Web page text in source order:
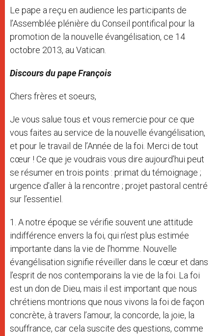
Le pape a reçu en audience les participants de
l’Assemblée plénière du Conseil pontifical pour la
promotion de la nouvelle évangélisation, ce 14
octobre 2013, au Vatican.
Discours du pape François
Chers frères et soeurs,
Je vous salue tous et vous remercie pour ce que
vous faites au service de la nouvelle évangélisation,
et pour le travail de l’Année de la foi. Merci de tout
cœur ! Ce que je voudrais vous dire aujourd’hui peut
se résumer en trois points : primat du témoignage ;
urgence d’aller à la rencontre ; projet pastoral centré
sur l’essentiel.
1. A notre époque se vérifie souvent une attitude
indifférence envers la foi, qui n’est plus estimée
importante dans la vie de l’homme. Nouvelle
évangélisation signifie réveiller dans le cœur et dans
l’esprit de nos contemporains la vie de la foi. La foi
est un don de Dieu, mais il est important que nous
chrétiens montrions que nous vivons la foi de façon
concrète, à travers l’amour, la concorde, la joie, la
souffrance, car cela suscite des questions, comme